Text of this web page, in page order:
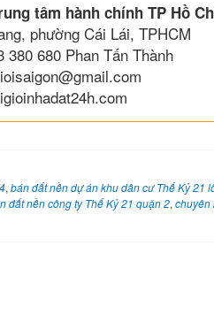
tâm hành chính TP Hồ
phường Cái Lái, TPHCM
380 680 Phan Tấn Thành
, bán đất nền dự án khu dân cư Thế Kỷ 21
đất nền công ty Thế Kỷ 21 quận 2, chuyên